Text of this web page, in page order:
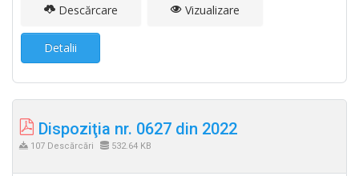
Descărcare Vizualizare
Detalii
Dispoziţia nr. 0627 din 2022
107 Descărcări 532.64 KB